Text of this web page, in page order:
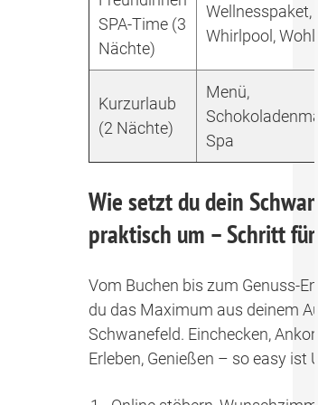
SPA-Time (3
Nächte)
Wellnesspaket,
Whirlpool,
Kurzurlaub
(2 Nächte)
Menü,
Spa
Wie setzt du dein
praktisch um – Schritt für
Vom Buchen bis zum Genuss-
du das Maximum aus deinem
Schwanefeld. Einchecken,
Erleben, Genießen – so easy ist